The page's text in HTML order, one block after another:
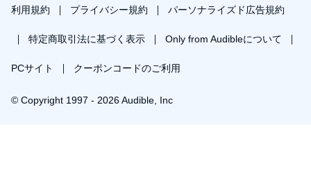
利用規約 プライバシー規約 パーソナライズド広告規約
特定商取引法に基づく表示 Only from Audibleについて
PCサイト クーポンコードのご利用
© Copyright 1997 - 2026 Audible, Inc